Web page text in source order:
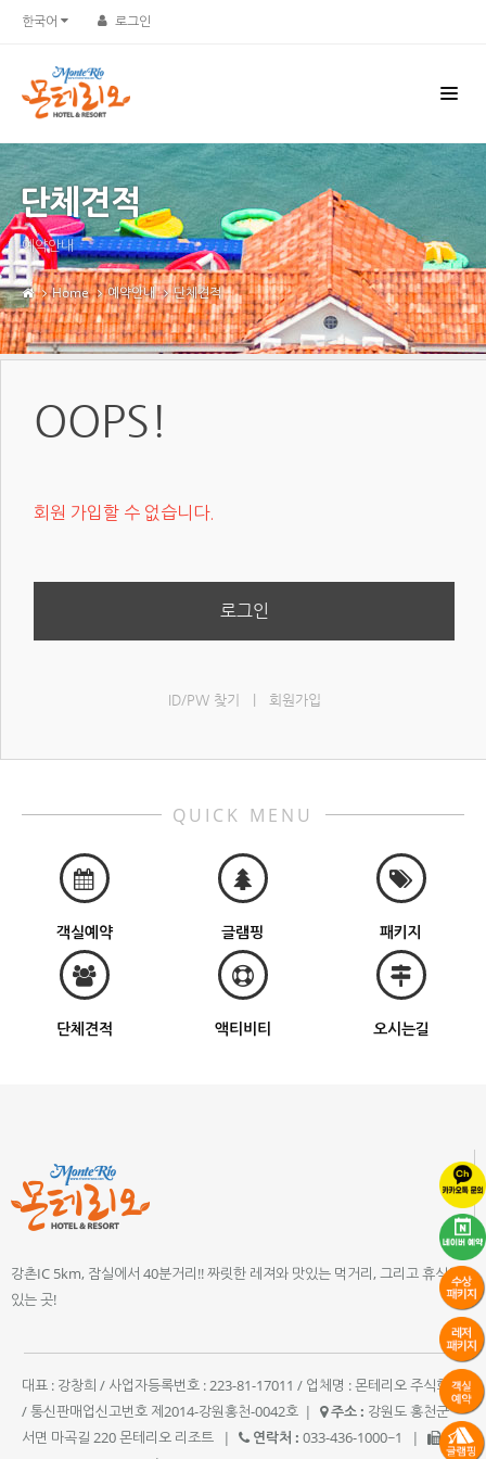
한국어 로그인
단체견적
예약안내
Home 예약안내 단체견적
OOPS!
회원 가입할 수 없습니다.
로그인
ID/PW 찾기 회원가입
QUICK MENU
객실예약 글램핑 패키지
단체견적 액티비티 오시는길
강촌IC 5km, 잠실에서 40분거리!! 짜릿한 레져와 맛있는 먹거리, 그리고 휴식이
있는 곳!
대표 : 강창희 / 사업자등록번호 : 223-81-17011 / 업체명 : 몬테리오 주식회사
/ 통신판매업신고번호 제2014-강원홍천-0042호 | 주소 : 강원도 홍천군
서면 마곡길 220 몬테리오 리조트
| 연락처 : 033-436-1000~1
|